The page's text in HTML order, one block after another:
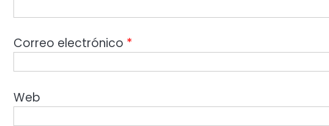
Correo electrónico *
Web